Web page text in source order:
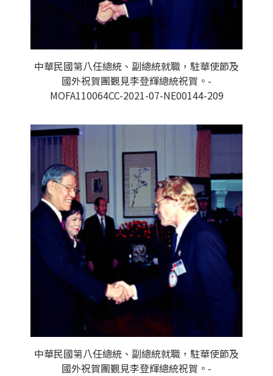
中華民國第八任總統、副總統就職，駐華使節及
國外祝賀團覲見李登輝總統祝賀。-
MOFA110064CC-2021-07-NE00144-209
中華民國第八任總統、副總統就職，駐華使節及
國外祝賀團覲見李登輝總統祝賀。-